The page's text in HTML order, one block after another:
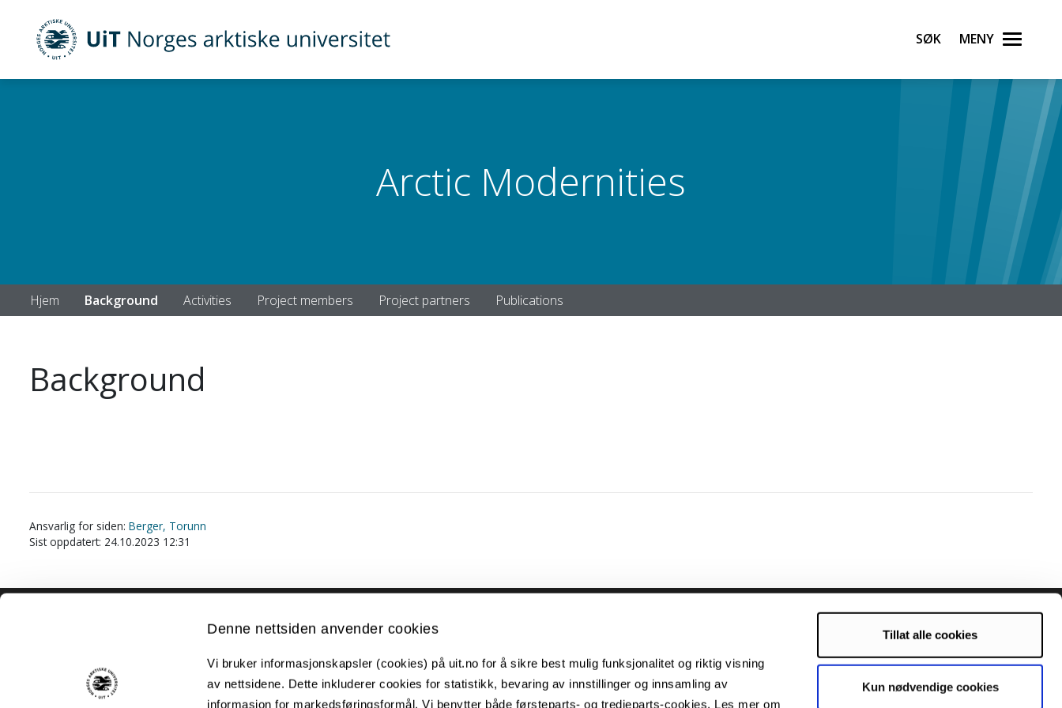
Denne nettsiden anvender cookies
Vi bruker informasjonskapsler (cookies) på uit.no for å sikre best mulig funksjonalitet og riktig visning
av nettsidene. Dette inkluderer cookies for statistikk, bevaring av innstillinger og innsamling av
informasjon for markedsføringsformål. Vi benytter både førsteparts- og tredjeparts-cookies. Les mer om
Tillat alle cookies
Kun nødvendige cookies
UiT Norges arktiske universitet Søk Meny
Arctic Modernities
Hjem Background Activities Project members Project partners Publications
Background
Ansvarlig for siden: Berger, Torunn
Sist oppdatert: 24.10.2023 12:31
Akutt hjelp
Si ifra!
Driftsmeldinger
For media
For skoler